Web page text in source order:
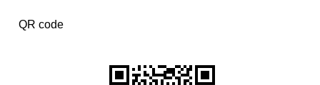
QR code